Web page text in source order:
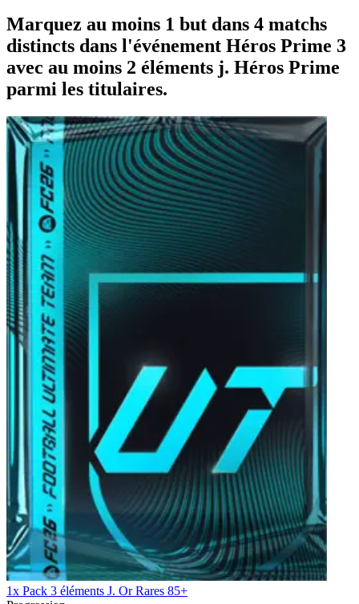
Marquez au moins 1 but dans 4 matchs
distincts dans l'événement Héros Prime 3
avec au moins 2 éléments j. Héros Prime
parmi les titulaires.
1x Pack 3 éléments J. Or Rares 85+